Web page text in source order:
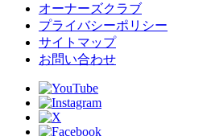
オーナーズクラブ
プライバシーポリシー
サイトマップ
お問い合わせ